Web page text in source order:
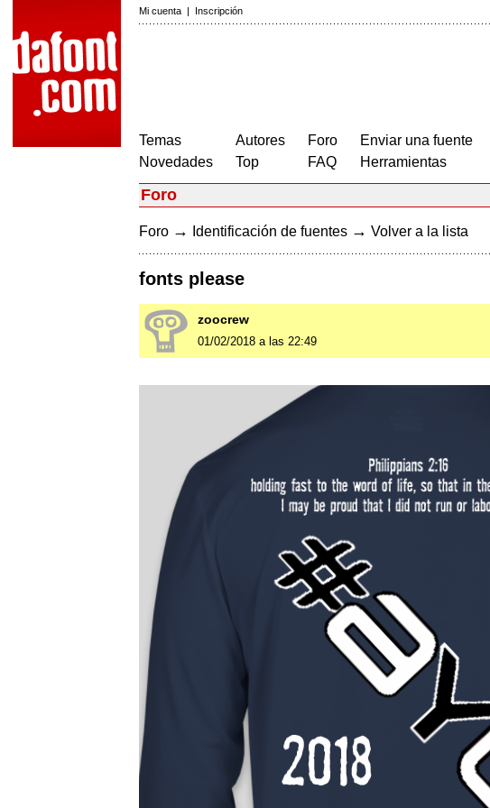
Mi cuenta | Inscripción
Temas
Novedades
Autores
Top
Foro
FAQ
Enviar una fuente
Herramientas
Foro
Foro → Identificación de fuentes → Volver a la lista
fonts please
zoocrew
01/02/2018 a las 22:49